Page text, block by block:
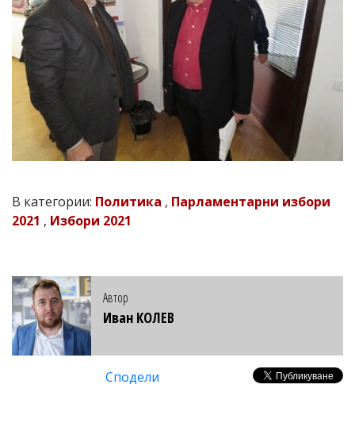
В категории: Политика , Парламентарни избори
2021 , Избори 2021
Автор
Иван КОЛЕВ
Сподели